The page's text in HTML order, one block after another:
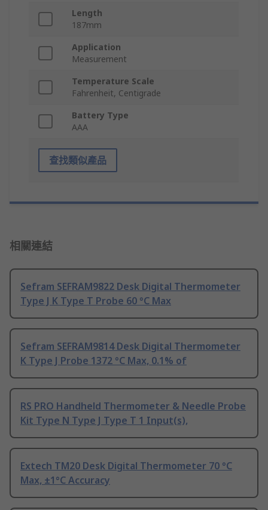
Length
187mm
Application
Measurement
Temperature Scale
Fahrenheit, Centigrade
Battery Type
AAA
查找類似產品
相關連結
Sefram SEFRAM9822 Desk Digital Thermometer
Type J K Type T Probe 60 °C Max
Sefram SEFRAM9814 Desk Digital Thermometer
K Type J Probe 1372 °C Max, 0.1% of
RS PRO Handheld Thermometer & Needle Probe
Kit Type N Type J Type T 1 Input(s),
Extech TM20 Desk Digital Thermometer 70 °C
Max, ±1°C Accuracy